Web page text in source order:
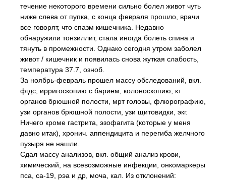
течение некоторого времени сильно болел живот чуть
ниже слева от пупка, с конца февраля прошло, врачи
все говорят, что спазм кишечника. Недавно
обнаружили тонзиллит, стала иногда болеть спина и
тянуть в промежности. Однако сегодня утром заболел
живот / кишечник и появилась снова жуткая слабость,
температура 37.7, озноб.
За ноябрь-февраль прошел массу обследований, вкл.
фгдс, ирригоскопию с барием, колоноскопию, кт
органов брюшной полости, мрт головы, флюрографию,
узи органов брюшной полости, узи щитовидки, экг.
Ничего кроме гастрита, эзофагита (которые у меня
давно итак), хронич. аппендицита и перегиба желчного
пузыря не нашли.
Сдал массу анализов, вкл. общий анализ крови,
химический, на всевозможные инфекции, онкомаркеры
пса, са-19, рэа и др, моча, кал. Из отклонений: